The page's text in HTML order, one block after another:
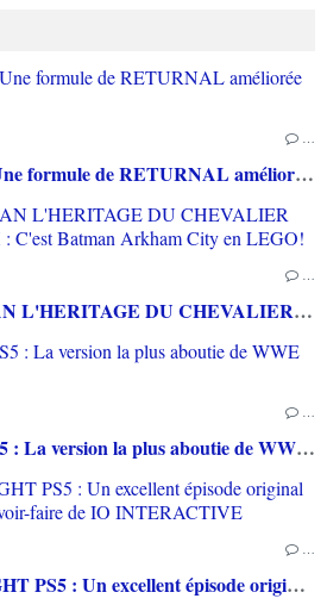
…
[TEST] SAROS PS5 : Une formule de RETURNAL améliorée et interessante
…
[TEST] LEGO BATMAN L'HERITAGE DU CHEVALIER NOIR XBOX SERIES X : C'est Batman Arkham City en LEGO!
…
[TEST] WWE 2K26 PS5 : La version la plus aboutie de WWE 2K depuis la pause
…
[TEST] 007 FIRST LIGHT PS5 : Un excellent épisode original de James Bond avec le savoir-faire de IO INTERACTIVE